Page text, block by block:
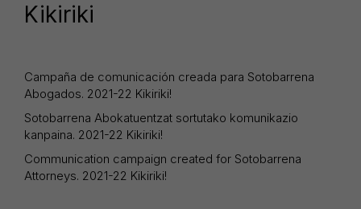
Kikiriki
Campaña de comunicación creada para Sotobarrena
Abogados. 2021-22 Kikiriki!
Sotobarrena Abokatuentzat sortutako komunikazio
kanpaina. 2021-22 Kikiriki!
Communication campaign created for Sotobarrena
Attorneys. 2021-22 Kikiriki!